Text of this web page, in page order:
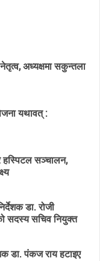
अध्यक्षमा सकुन्तला
यथावत् :
हस्पिटल सञ्चालन,
डा. रोजी
सदस्य सचिव नियुक्त
डा. पंकज राय हटाइए